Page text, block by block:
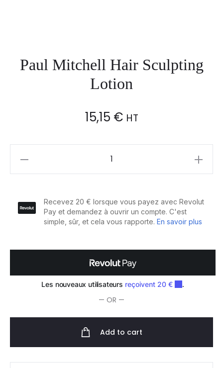
Paul Mitchell Hair Sculpting
Lotion
15,15 € HT
Sculpting
Lotion
— OR —
Add to cart